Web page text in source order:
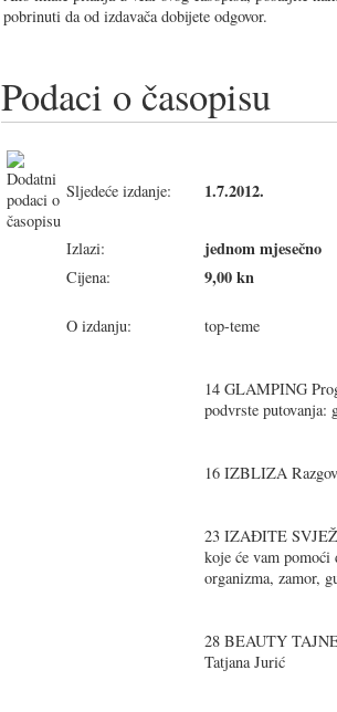
pobrinuti da od izdavača dobijete odgovor.
Podaci o časopisu
Sljedeće izdanje: 1.7.2012.
Izlazi: jednom mjesečno
Cijena: 9,00 kn
O izdanju: top-teme
14 GLAMPING
podvrste putovanja:
16 IZBLIZA
23 IZAĐITE
koje će vam pomoći
organizma, zamor,
28 BEAUTY
Tatjana Jurić